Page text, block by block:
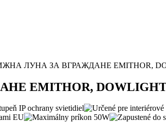
ЛУНА ЗА ВГРАЖДАНЕ EMITHOR,
DOWLIGHT